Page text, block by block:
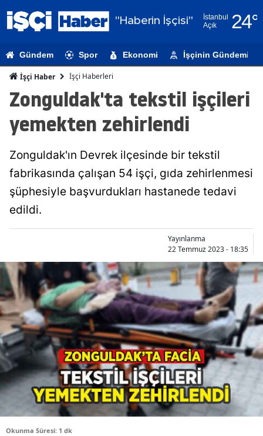
"Haberin İşçisi"
İstanbul
Açık
24°
Adıyaman
Ağrı
Ankara
Antalya
Aydın
Balıkesir
Bilecik
Bingöl
Bitlis
Bolu
Burdur
Bursa
Gündem Spor Ekonomi İşçinin Gündemi
İşçi Haber İşçi Haberleri
Zonguldak'ta tekstil işçileri
yemekten zehirlendi
Zonguldak'ın Devrek ilçesinde bir tekstil
fabrikasında çalışan 54 işçi, gıda zehirlenmesi
şüphesiyle başvurdukları hastanede tedavi
edildi.
Yayınlanma
22 Temmuz 2023 - 18:35
Okunma Süresi: 1 dk